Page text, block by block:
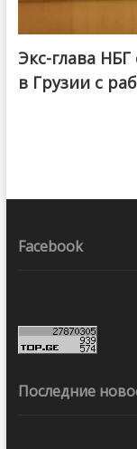
Экс-глава
в Грузии с
Facebook
Последние